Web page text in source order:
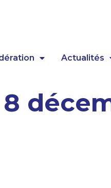
Actualités
8